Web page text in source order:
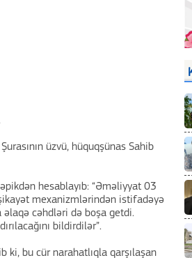
üzvü, hüquqşünas Sahib
hesablayıb: “Əməliyyat 03
mexanizmlərindən istifadəyə
əlaqə cəhdləri də boşa getdi.
bildirdilər”.
ki, bu cür narahatlıqla qarşılaşan